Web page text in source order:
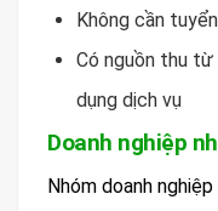
Không cần
Có nguồn thu
dụng dịch vụ
Doanh nghiệp
Nhóm doanh